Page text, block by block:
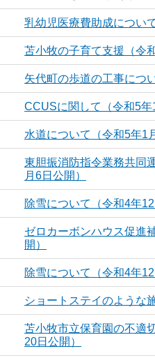
乳幼児医療費助成につい
苫小牧の子育て支援（令
矢代町の歩道の工事につ
CCUSに関して（令和5年
水道について（令和5年1
東胆振消防指令業務共同
月6日公開）
除雪について（令和4年12
ゼロカーボンハウス促進
開）
除雪について（令和4年12
ショートステイのような
苫小牧市立保育園の不適
20日公開）